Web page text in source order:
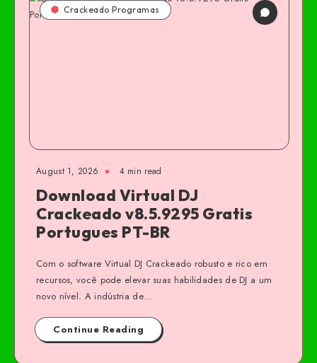
Crackeado Programas
August 1, 2026 4 min read
Download Virtual DJ
Crackeado v8.5.9295 Gratis
Portugues PT-BR
Com o software Virtual DJ Crackeado robusto e rico em
recursos, você pode elevar suas habilidades de DJ a um
novo nível. A indústria de…
Continue Reading